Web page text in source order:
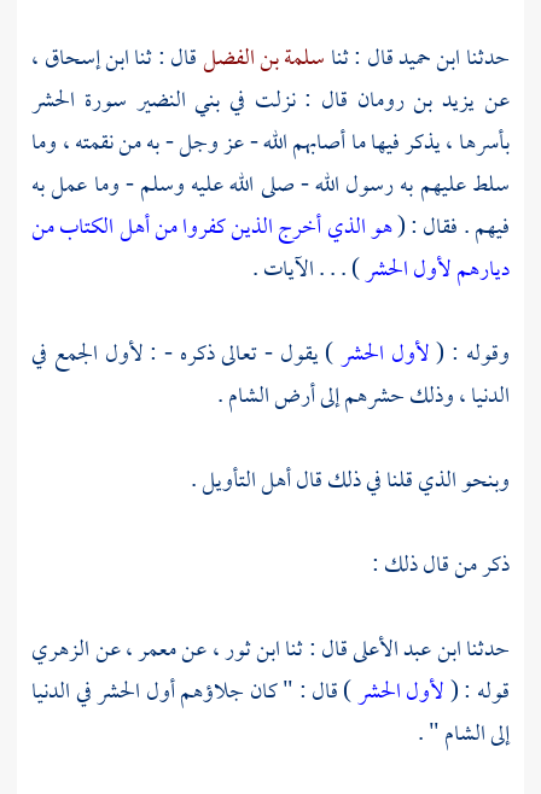
حدثناابن حميدقال : ثناسلمة بن الفضلقال : ثناابن إسحاق،
عن يزيد بن رومان قال : نزلت في بني النضير سورة الحشر
بأسرها ، يذكر فيها ما أصابهم الله - عز وجل - به من نقمته ، وما
سلط عليهم به رسول الله - صلى الله عليه وسلم - وما عمل به
فيهم . فقال : (هو الذي أخرج الذين كفروا من أهل الكتاب من
ديارهم لأول الحشر) . . . الآيات .
وقوله : (لأول الحشر) يقول - تعالى ذكره - : لأول الجمع في
الدنيا ، وذلك حشرهم إلى أرضالشام.
وبنحو الذي قلنا في ذلك قال أهل التأويل .
ذكر من قال ذلك :
حدثناابن عبد الأعلىقال : ثناابن ثور، عنمعمر، عنالزهري
قوله : (لأول الحشر) قال : " كان جلاؤهم أول الحشر في الدنيا
إلىالشام" .